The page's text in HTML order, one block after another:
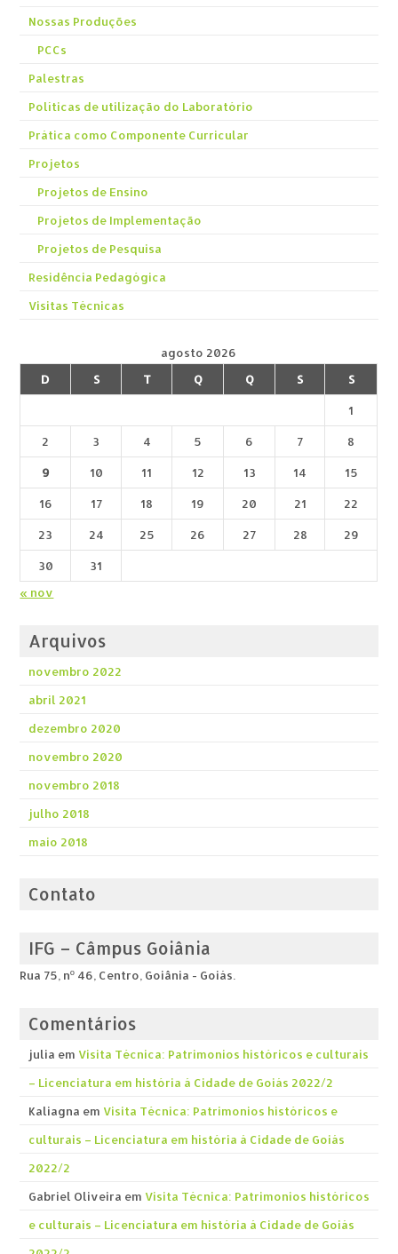
Nossas Produções
PCCs
Palestras
Políticas de utilização do Laboratório
Prática como Componente Curricular
Projetos
Projetos de Ensino
Projetos de Implementação
Projetos de Pesquisa
Residência Pedagógica
Visitas Técnicas
agosto 2026
D
S T Q Q S S
1
2 3 4 5 6 7 8
9 10 11 12 13 14 15
16 17 18 19 20 21 22
23 24 25 26 27 28 29
30
31
« nov
Arquivos
novembro 2022
abril 2021
dezembro 2020
novembro 2020
novembro 2018
julho 2018
maio 2018
Contato
IFG – Câmpus Goiânia
Rua 75, nº 46, Centro, Goiânia - Goiás.
Comentários
julia em Visita Técnica: Patrimonios históricos e culturais
– Licenciatura em história á Cidade de Goiás 2022/2
Kaliagna em Visita Técnica: Patrimonios históricos e
culturais – Licenciatura em história á Cidade de Goiás
2022/2
Gabriel Oliveira em Visita Técnica: Patrimonios históricos
e culturais – Licenciatura em história á Cidade de Goiás